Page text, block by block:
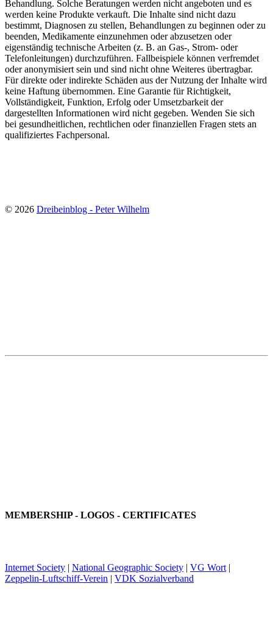
Behandlung. Solche Beratungen werden nicht angeboten und es
werden keine Produkte verkauft. Die Inhalte sind nicht dazu
bestimmt, Diagnosen zu stellen, Behandlungen zu beginnen oder zu
beenden, Medikamente einzunehmen oder abzusetzen oder
eigenständig technische Arbeiten (z. B. an Gas-, Strom- oder
Telefonleitungen) durchzuführen. Fallbeispiele können verfremdet
oder anonymisiert sein und sind nicht ohne Weiteres übertragbar.
Für direkte oder indirekte Schäden aus der Nutzung der Inhalte wird
keine Haftung übernommen. Eine Garantie für Richtigkeit,
Vollständigkeit, Funktion, Erfolg oder Umsetzbarkeit der
dargestellten Informationen wird nicht gegeben. Wenden Sie sich
bei gesundheitlichen, rechtlichen oder finanziellen Fragen stets an
qualifiziertes Fachpersonal.
© 2026 Dreibeinblog - Peter Wilhelm
MEMBERSHIP - LOGOS - CERTIFICATES
Internet Society | National Geographic Society | VG Wort |
Zeppelin-Luftschiff-Verein | VDK Sozialverband